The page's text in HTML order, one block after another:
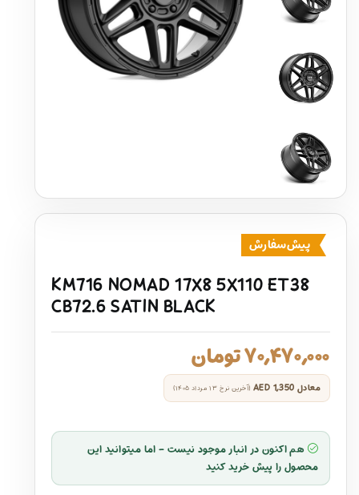
پیش‌سفارش
KM716 NOMAD 17X8 5X110 ET38
CB72.6 SATIN BLACK
۷۰,۴۷۰,۰۰۰تومان
معادل AED 1,350 (آخرین نرخ ۱۳ مرداد ۱۴۰۵)
هم اکنون در انبار موجود نیست - اما میتوانید این
محصول را پیش خرید کنید